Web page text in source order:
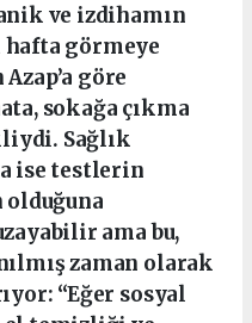
ve izdihamın
hafta görmeye
göre
sokağa çıkma
Sağlık
ise testlerin
ama bu,
zaman olarak
“Eğer sosyal